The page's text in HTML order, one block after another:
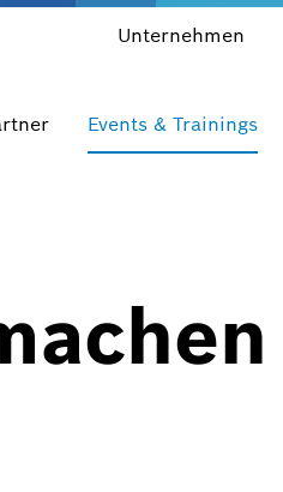
Unternehmen
Events & Trainings